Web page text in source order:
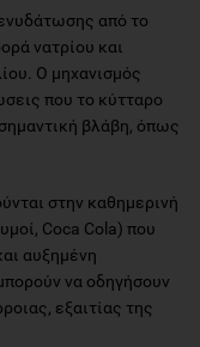
από το
νατρίου και
Ο μηχανισμός
που το κύτταρο
βλάβη, όπως
στην καθημερινή
Coca Cola) που
αυξημένη
να οδηγήσουν
εξαιτίας της